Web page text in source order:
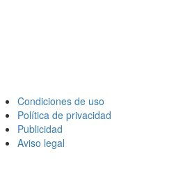
Condiciones de uso
Política de privacidad
Publicidad
Aviso legal